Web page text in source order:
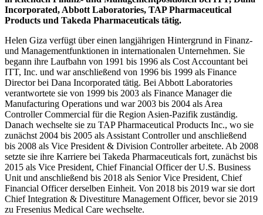
Incorporated, Abbott Laboratories, TAP Pharmaceutical
Products und Takeda Pharmaceuticals tätig.
Helen Giza verfügt über einen langjährigen Hintergrund in Finanz-
und Managementfunktionen in internationalen Unternehmen. Sie
begann ihre Laufbahn von 1991 bis 1996 als Cost Accountant bei
ITT, Inc. und war anschließend von 1996 bis 1999 als Finance
Director bei Dana Incorporated tätig. Bei Abbott Laboratories
verantwortete sie von 1999 bis 2003 als Finance Manager die
Manufacturing Operations und war 2003 bis 2004 als Area
Controller Commercial für die Region Asien-Pazifik zuständig.
Danach wechselte sie zu TAP Pharmaceutical Products Inc., wo sie
zunächst 2004 bis 2005 als Assistant Controller und anschließend
bis 2008 als Vice President & Division Controller arbeitete. Ab 2008
setzte sie ihre Karriere bei Takeda Pharmaceuticals fort, zunächst bis
2015 als Vice President, Chief Financial Officer der U.S. Business
Unit und anschließend bis 2018 als Senior Vice President, Chief
Financial Officer derselben Einheit. Von 2018 bis 2019 war sie dort
Chief Integration & Divestiture Management Officer, bevor sie 2019
zu Fresenius Medical Care wechselte.